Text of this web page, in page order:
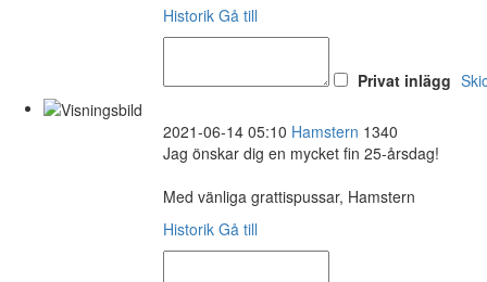
Historik Gå till
Privat inlägg
2021-06-14 05:10 Hamstern 1340
Jag önskar dig en mycket fin 25-årsdag!
Med vänliga grattispussar, Hamstern
Historik Gå till